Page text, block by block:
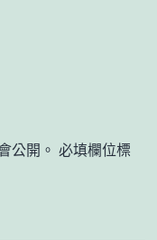
公開。 必填欄位標